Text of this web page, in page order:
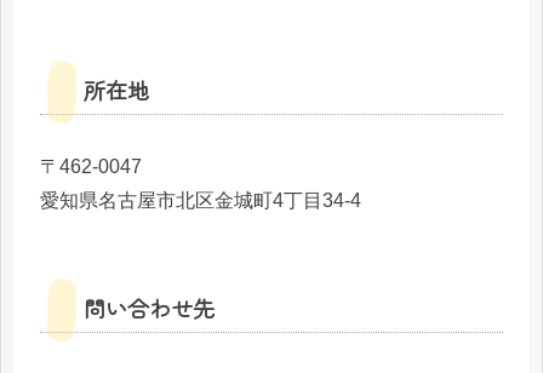
所在地
〒462-0047
愛知県名古屋市北区金城町4丁目34-4
問い合わせ先